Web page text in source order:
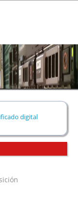
digital